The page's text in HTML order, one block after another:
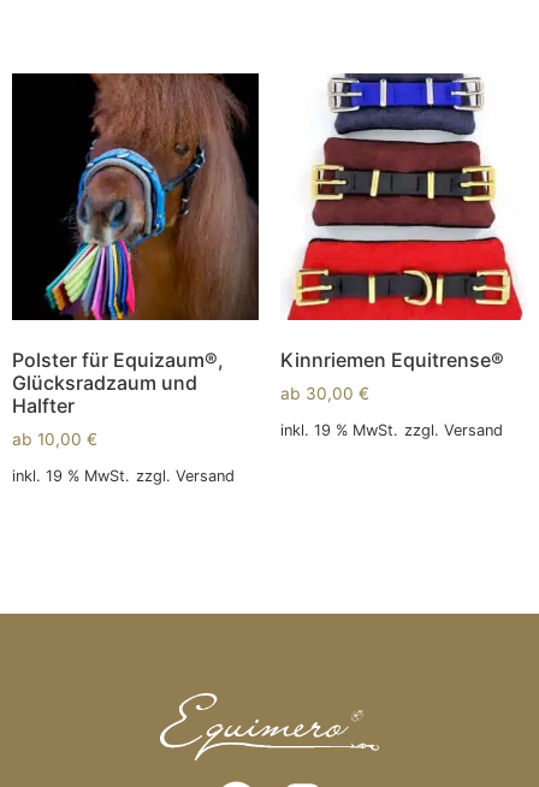
Polster für Equizaum®,
Glücksradzaum und
Halfter
ab 10,00 €
inkl. 19 % MwSt. zzgl. Versand
Kinnriemen Equitrense®
ab 30,00 €
inkl. 19 % MwSt. zzgl. Versand